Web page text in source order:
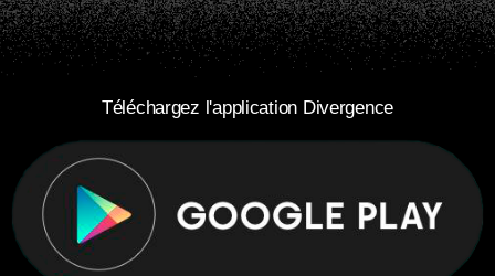
Téléchargez l'application Divergence